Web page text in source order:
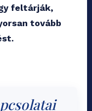
feltárják,
tovább